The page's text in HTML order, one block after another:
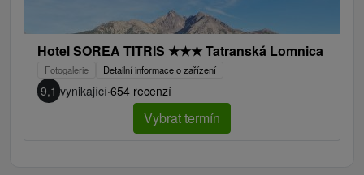
Hotel SOREA TITRIS ★★★Tatranská Lomnica
Fotogalerie Detailní informace o zařízení
9,1 vynikající·654 recenzí
Vybrat termín